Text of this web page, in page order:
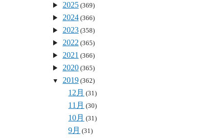
2025(369)
2024(366)
2023(358)
2022(365)
2021 (366)
2020(365)
2019(362)
12月 (31)
11月 (30)
10月 (31)
9月 (31)